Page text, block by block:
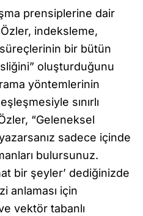
prensiplerine dair
indeksleme,
bir bütün
oluşturduğunu
yöntemlerinin
sınırlı
“Geleneksel
sadece içinde
bulursunuz.
bir şeyler’ dediğinizde
anlaması için
vektör tabanlı